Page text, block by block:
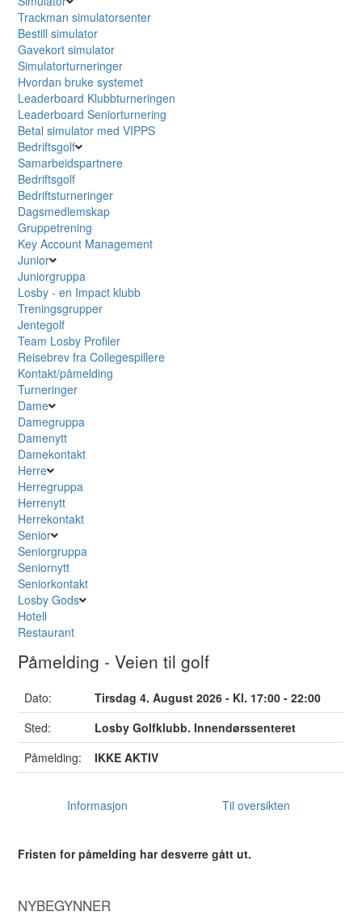
Trackman simulatorsenter
Bestill simulator
Gavekort simulator
Simulatorturneringer
Hvordan bruke systemet
Leaderboard Klubbturneringen
Leaderboard Seniorturnering
Betal simulator med VIPPS
Bedriftsgolf
Samarbeidspartnere
Bedriftsgolf
Bedriftsturneringer
Dagsmedlemskap
Gruppetrening
Key Account Management
Junior
Juniorgruppa
Losby - en Impact klubb
Treningsgrupper
Jentegolf
Team Losby Profiler
Reisebrev fra Collegespillere
Kontakt/påmelding
Turneringer
Dame
Damegruppa
Damenytt
Damekontakt
Herre
Herregruppa
Herrenytt
Herrekontakt
Senior
Seniorgruppa
Seniornytt
Seniorkontakt
Losby Gods
Hotell
Restaurant
Påmelding - Veien til golf
Dato:
Tirsdag 4. August 2026 - Kl. 17:00 - 22:00
Sted:
Losby Golfklubb. Innendørssenteret
Påmelding:
IKKE AKTIV
Informasjon Til oversikten
Fristen for påmelding har desverre gått ut.
NYBEGYNNER